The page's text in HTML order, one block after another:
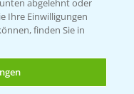
abgelehnt oder
Ihre Einwilligungen
finden Sie in